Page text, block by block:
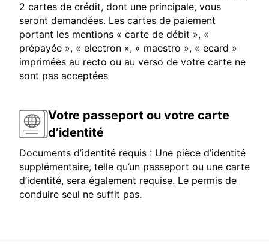
2 cartes de crédit, dont une principale, vous
seront demandées. Les cartes de paiement
portant les mentions « carte de débit », «
prépayée », « electron », « maestro », « ecard »
imprimées au recto ou au verso de votre carte ne
sont pas acceptées
Votre passeport ou votre carte
d’identité
Documents d’identité requis : Une pièce d’identité
supplémentaire, telle qu’un passeport ou une carte
d’identité, sera également requise. Le permis de
conduire seul ne suffit pas.